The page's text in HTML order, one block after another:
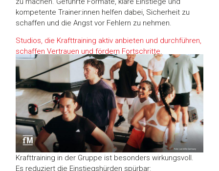
kompetente Trainer:innen helfen dabei, Sicherheit zu
schaffen und die Angst vor Fehlern zu nehmen.
Studios, die Krafttraining aktiv anbieten und durchführen,
schaffen Vertrauen und fördern Fortschritte.
Krafttraining in der Gruppe ist besonders wirkungsvoll.
Es reduziert die Einstiegshürden spürbar: